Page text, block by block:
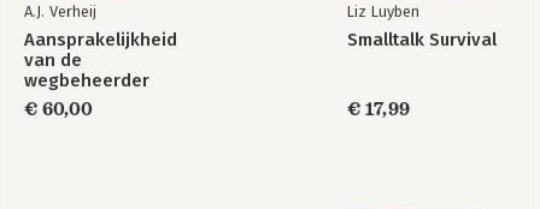
A.J. Verheij
Aansprakelijkheid
van de
wegbeheerder
€ 60,00
Liz Luyben
Smalltalk Survival
€ 17,99